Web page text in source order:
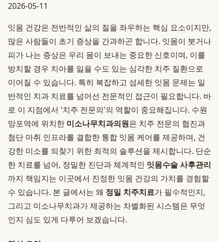
2026-05-11
잇몸 건강은 전반적인 삶의 질을 좌우하는 핵심 요소이지만,
많은 사람들이 초기 증상을 간과하곤 합니다. 잇몸이 붓거나
피가 나는 증상은 우리 몸이 보내는 중요한 신호이며, 이를
방치할 경우 치아를 잃을 수도 있는 심각한 치주 질환으로
이어질 수 있습니다. 특히 복잡하고 섬세한 잇몸 문제는 일
반적인 치과 치료를 넘어선 전문적인 접근이 필요합니다. 바
로 이 지점에서 '치주 전문의'의 역할이 중요해집니다. 수원
망포역에 위치한 미소나무치과의원은 치주 전문의 협진과
첨단 마취 인프라를 결합한 통합 잇몸 케어를 제공하며, 건
강한 미소를 되찾기 위한 최적의 솔루션을 제시합니다. 단순
한 치료를 넘어, 정밀한 진단과 체계적인 잇몸수술 사후관리
까지 책임지는 이곳에서 진정한 잇몸 건강의 가치를 경험할
수 있습니다. 본 글에서는 왜 정밀 치주치료가 필수적인지,
그리고 미소나무치과가 제공하는 차별화된 시스템은 무엇
인지 심도 있게 다루어 보겠습니다.